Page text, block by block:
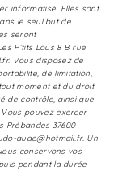
informatisé. Elles sont
le seul but de
seront
P’tits Lous 8 B rue
Vous disposez de
de limitation,
moment et du droit
de contrôle, ainsi que
pouvez exercer
Prébandes 37600
aude@hotmail.fr. Un
conservons vos
pendant la durée